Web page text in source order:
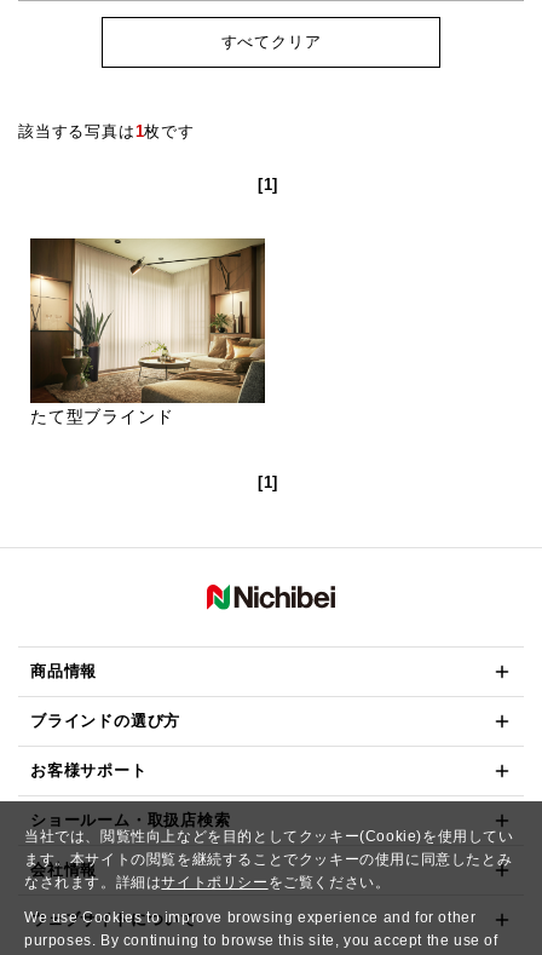
当社では、閲覧性向上などを目的としてクッキー(Cookie)を使用してい
ます。本サイトの閲覧を継続することでクッキーの使用に同意したとみ
なされます。詳細はサイトポリシー をご覧ください。
We use Cookies to improve browsing experience and for other
purposes. By continuing to browse this site, you accept the use of
すべてクリア
該当する写真は1枚です
[1]
たて型ブラインド
[1]
商品情報
ブラインドの選び方
お客様サポート
ショールーム・取扱店検索
会社情報
ウェブサイトについて